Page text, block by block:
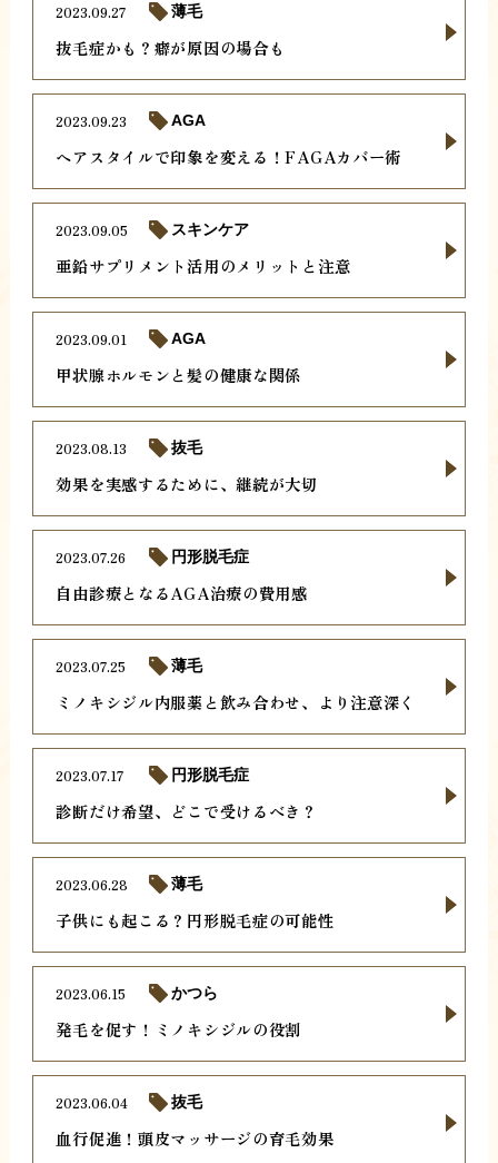
抜毛症かも？癖が原因の場合も
2023.09.27 薄毛
ヘアスタイルで印象を変える！FAGAカバー術
2023.09.23 AGA
亜鉛サプリメント活用のメリットと注意
2023.09.05 スキンケア
甲状腺ホルモンと髪の健康な関係
2023.09.01 AGA
効果を実感するために、継続が大切
2023.08.13 抜毛
自由診療となるAGA治療の費用感
2023.07.26 円形脱毛症
ミノキシジル内服薬と飲み合わせ、より注意深く
2023.07.25 薄毛
診断だけ希望、どこで受けるべき？
2023.07.17 円形脱毛症
子供にも起こる？円形脱毛症の可能性
2023.06.28 薄毛
発毛を促す！ミノキシジルの役割
2023.06.15 かつら
血行促進！頭皮マッサージの育毛効果
2023.06.04 抜毛